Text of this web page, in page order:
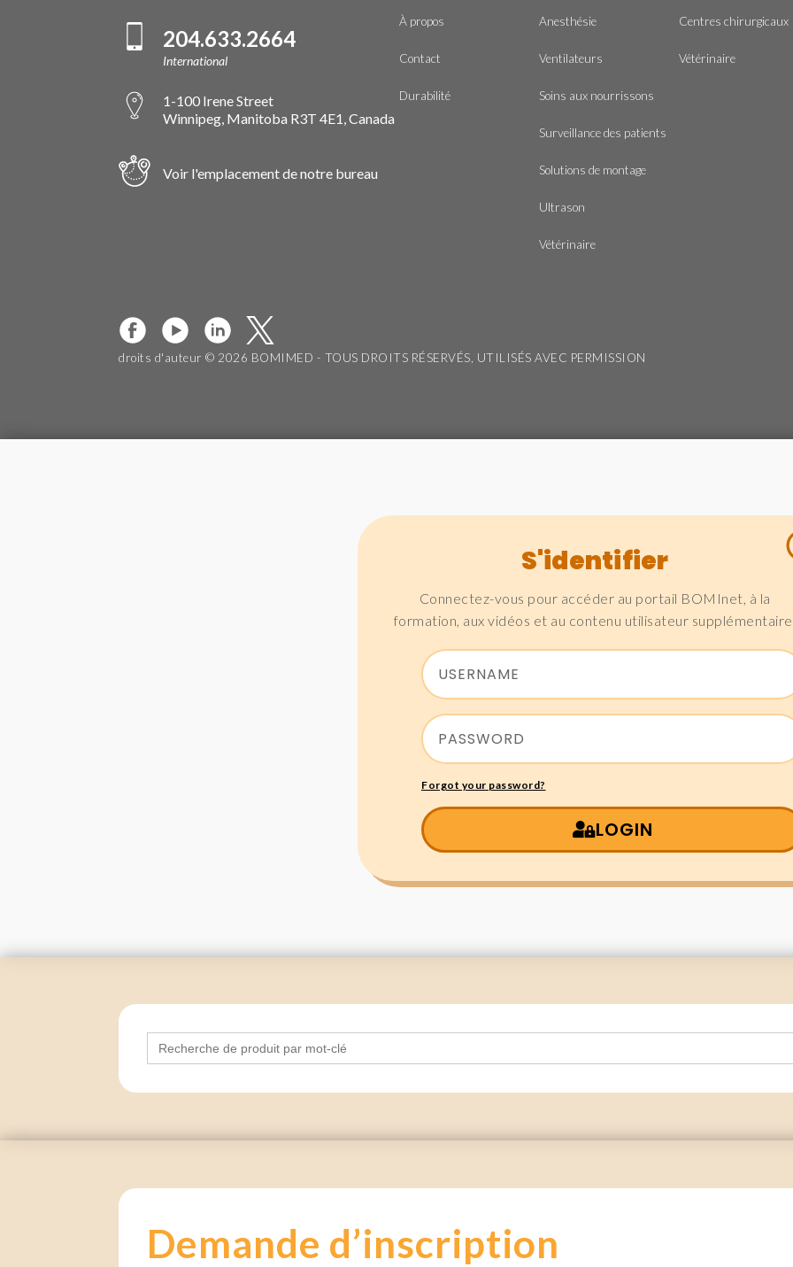
204.633.2664
International
1-100 Irene Street
Winnipeg, Manitoba R3T 4E1, Canada
Voir l'emplacement de notre bureau
À propos
Contact
Durabilité
Anesthésie
Ventilateurs
Soins aux nourrissons
Surveillance des patients
Solutions de montage
Ultrason
Vétérinaire
Centres chirurgicaux
Vétérinaire
droits d'auteur © 2026 BOMIMED - TOUS DROITS RÉSERVÉS, UTILISÉS AVEC PERMISSION
S'identifier
Connectez-vous pour accéder au portail BOMInet, à la
formation, aux vidéos et au contenu utilisateur
Forgot your password?
LOGIN
Search
for:
Demande d’inscription